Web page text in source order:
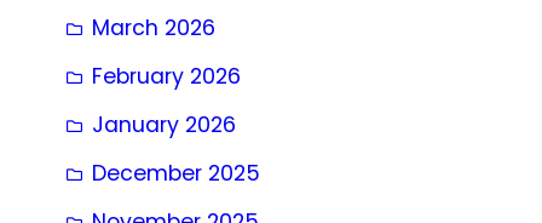
March 2026
February 2026
January 2026
December 2025